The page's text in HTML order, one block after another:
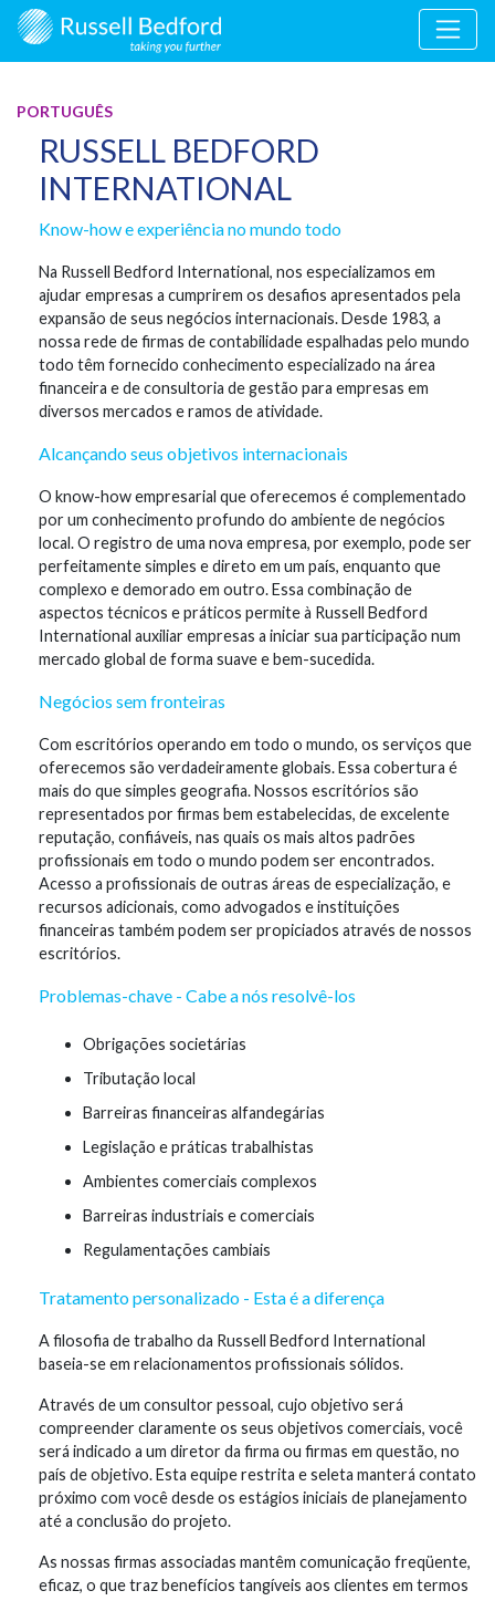
PORTUGUÊS
RUSSELL BEDFORD
INTERNATIONAL
Know-how e experiência no mundo todo
Na Russell Bedford International, nos especializamos em
ajudar empresas a cumprirem os desafios apresentados pela
expansão de seus negócios internacionais. Desde 1983, a
nossa rede de firmas de contabilidade espalhadas pelo mundo
todo têm fornecido conhecimento especializado na área
financeira e de consultoria de gestão para empresas em
diversos mercados e ramos de atividade.
Alcançando seus objetivos internacionais
O know-how empresarial que oferecemos é complementado
por um conhecimento profundo do ambiente de negócios
local. O registro de uma nova empresa, por exemplo, pode ser
perfeitamente simples e direto em um país, enquanto que
complexo e demorado em outro. Essa combinação de
aspectos técnicos e práticos permite à Russell Bedford
International auxiliar empresas a iniciar sua participação num
mercado global de forma suave e bem-sucedida.
Negócios sem fronteiras
Com escritórios operando em todo o mundo, os serviços que
oferecemos são verdadeiramente globais. Essa cobertura é
mais do que simples geografia. Nossos escritórios são
representados por firmas bem estabelecidas, de excelente
reputação, confiáveis, nas quais os mais altos padrões
profissionais em todo o mundo podem ser encontrados.
Acesso a profissionais de outras áreas de especialização, e
recursos adicionais, como advogados e instituições
financeiras também podem ser propiciados através de nossos
escritórios.
Problemas-chave - Cabe a nós resolvê-los
Obrigações societárias
Tributação local
Barreiras financeiras alfandegárias
Legislação e práticas trabalhistas
Ambientes comerciais complexos
Barreiras industriais e comerciais
Regulamentações cambiais
Tratamento personalizado - Esta é a diferença
A filosofia de trabalho da Russell Bedford International
baseia-se em relacionamentos profissionais sólidos.
Através de um consultor pessoal, cujo objetivo será
compreender claramente os seus objetivos comerciais, você
será indicado a um diretor da firma ou firmas em questão, no
país de objetivo. Esta equipe restrita e seleta manterá contato
próximo com você desde os estágios iniciais de planejamento
até a conclusão do projeto.
As nossas firmas associadas mantêm comunicação freqüente,
eficaz, o que traz benefícios tangíveis aos clientes em termos